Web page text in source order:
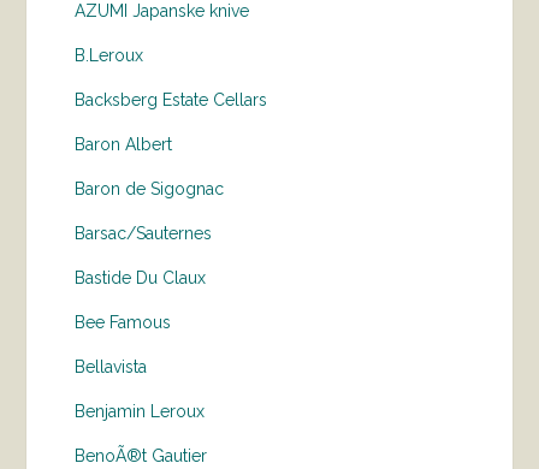
AZUMI Japanske knive
B.Leroux
Backsberg Estate Cellars
Baron Albert
Baron de Sigognac
Barsac/Sauternes
Bastide Du Claux
Bee Famous
Bellavista
Benjamin Leroux
BenoÃ®t Gautier